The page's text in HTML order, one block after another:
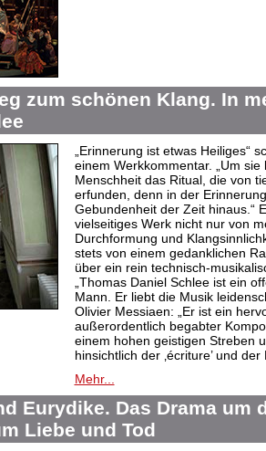
zum schönen Klang. In
„Erinnerung ist etwas Heiliges“
einem Werkkommentar. „Um
Menschheit das Ritual, die von
erfunden, denn in der
Gebundenheit der Zeit hinaus.“
vielseitiges Werk nicht nur von
Durchformung und
stets von einem gedanklichen
über ein rein technisch-
„Thomas Daniel Schlee ist ein
Mann. Er liebt die Musik
Olivier Messiaen: „Er ist ein
außerordentlich begabter
einem hohen geistigen Streben
hinsichtlich der ‚écriture’ und der
Mehr...
Eurydike. Das Drama um
Liebe und Tod